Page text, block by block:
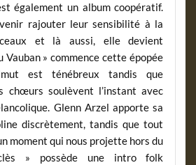
également un album coopératif.
rajouter leur sensibilité à la
et là aussi, elle devient
Vauban » commence cette épopée
est ténébreux tandis que
chœurs soulèvent l’instant avec
Glenn Arzel apporte sa
discrètement, tandis que tout
moment qui nous projette hors du
» possède une intro folk